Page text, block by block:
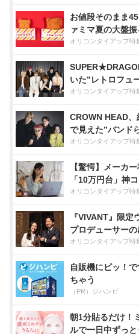
お値段そのまま
ァミマ夏の大盤
オリコンタイアップ特
いた”レトロフュ
オリコンタイアップ特
CROWN HEAD
で見えた”バンド
オリコンタイアップ特
【驚愕】メーカ
「10万円台」神
オリコンタイアップ特
『VIVANT』限定
プロデューサー
オリコンタイアップ特
自販機にピッ！で
ちゃう
（PR）ジハンピ
朝1分貼るだけ！
ルで一日中ずっ